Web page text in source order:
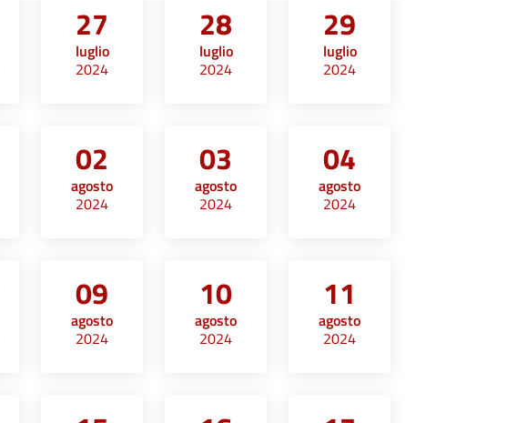
27
luglio
2024
28
luglio
2024
29
luglio
2024
02
agosto
2024
03
agosto
2024
04
agosto
2024
09
agosto
2024
10
agosto
2024
11
agosto
2024